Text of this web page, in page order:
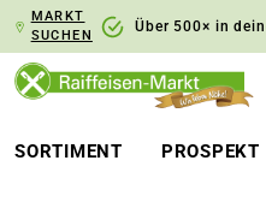
Zur
MARKT
SUCHEN
Über 500× in
SORTIMENT PROSPEKT